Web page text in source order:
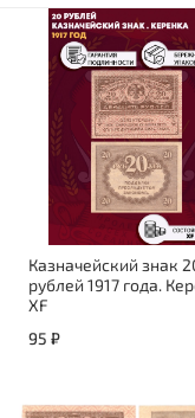
Казначейский знак
рублей 1917 года.
XF
95 ₽